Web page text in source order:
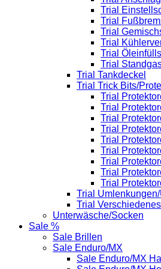
Trial
Trial
Trial
Trial
Trial
Trial
Trial Tankdeckel
Trial Trick Bits/
Trial
Trial
Trial
Trial
Trial
Trial
Trial
Trial
Trial
Trial
Trial Verschiedenes
Unterwäsche/Socken
Sale %
Sale Brillen
Sale Enduro/MX
Sale Enduro/MX